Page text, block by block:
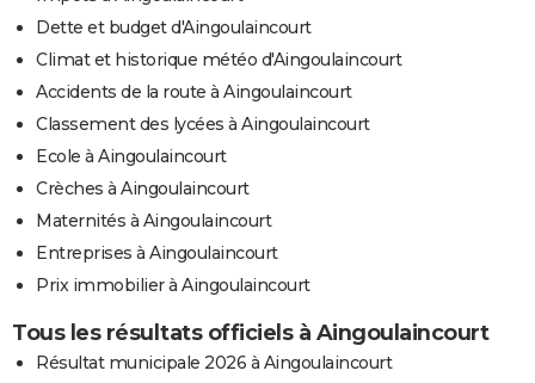
Dette et budget d'Aingoulaincourt
Climat et historique météo d'Aingoulaincourt
Accidents de la route à Aingoulaincourt
Classement des lycées à Aingoulaincourt
Ecole à Aingoulaincourt
Crèches à Aingoulaincourt
Maternités à Aingoulaincourt
Entreprises à Aingoulaincourt
Prix immobilier à Aingoulaincourt
Tous les résultats officiels à Aingoulaincourt
Résultat municipale 2026 à Aingoulaincourt